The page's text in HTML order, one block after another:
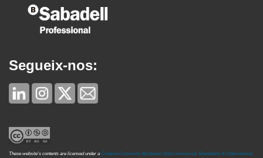
Segueix-nos:
These website's contents are licensed under a Creative Commons Attribution-NonCommercial-ShareAlike 4.0 International